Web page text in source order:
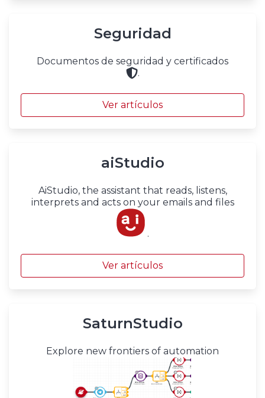
Seguridad
Documentos de seguridad y certificados
.
Ver artículos
aiStudio
AiStudio, the assistant that reads, listens,
interprets and acts on your emails and files
.
Ver artículos
SaturnStudio
Explore new frontiers of automation